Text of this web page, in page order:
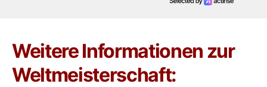
Weitere Informationen zur
Weltmeisterschaft: